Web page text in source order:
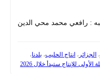
: رافعي محمد محي الدين
، الجزائر ، انتاج الحليب، بلدنا،
للإنتاج ستبدأ خلال 2026